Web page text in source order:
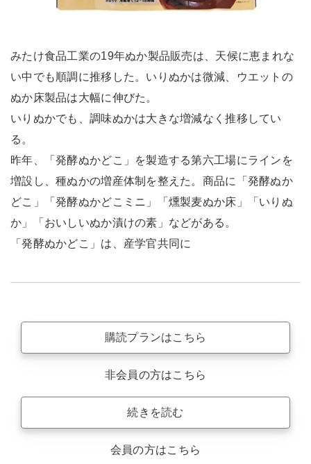
みたけ食品工業の19年ぬか製品販売は、天候に恵まれな
い中でも順調に推移した。いりぬかは微減、ウエットの
ぬか床製品は大幅に伸びた。
いりぬかでも、調味ぬかは大きな増減なく推移してい
る。
昨年、「発酵ぬかどこ」を製造する第六工場にラインを
増設し、種ぬかの増産体制を整えた。商品に「発酵ぬか
どこ」「発酵ぬかどこミニ」「燻製麦ぬか床」「いりぬ
か」「おいしいぬか漬けの素」などがある。
「発酵ぬかどこ」は、産学官共同に
購読プランはこちら
非会員の方はこちら
続きを読む
会員の方はこちら